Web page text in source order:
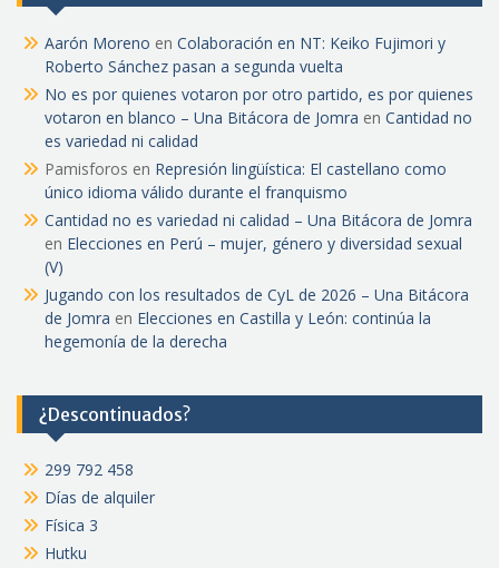
Aarón Moreno en Colaboración en NT: Keiko Fujimori y
Roberto Sánchez pasan a segunda vuelta
No es por quienes votaron por otro partido, es por quienes
votaron en blanco – Una Bitácora de Jomra en Cantidad no
es variedad ni calidad
Pamisforos en Represión lingüística: El castellano como
único idioma válido durante el franquismo
Cantidad no es variedad ni calidad – Una Bitácora de Jomra
en Elecciones en Perú – mujer, género y diversidad sexual
(V)
Jugando con los resultados de CyL de 2026 – Una Bitácora
de Jomra en Elecciones en Castilla y León: continúa la
hegemonía de la derecha
¿Descontinuados?
299 792 458
Días de alquiler
Física 3
Hutku